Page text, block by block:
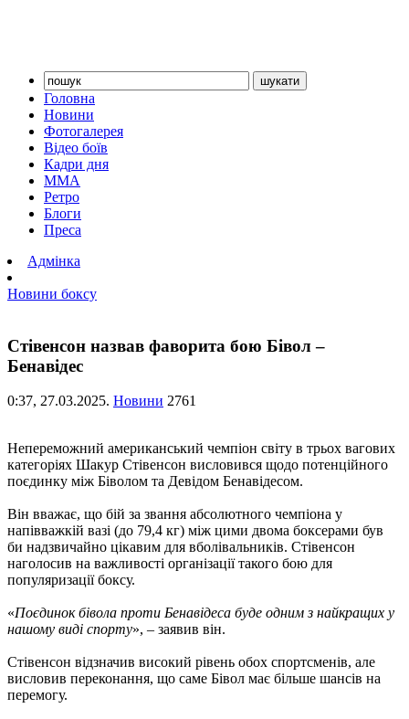
Головна
Новини
Фотогалерея
Відео боїв
Кадри дня
ММА
Ретро
Блоги
Преса
Адмінка
Новини боксу
Стівенсон назвав фаворита бою Бівол –
Бенавідес
0:37, 27.03.2025. Новини 2761
Непереможний американський чемпіон світу в трьох вагових
категоріях Шакур Стівенсон висловився щодо потенційного
поєдинку між Біволом та Девідом Бенавідесом.
Він вважає, що бій за звання абсолютного чемпіона у
напівважкій вазі (до 79,4 кг) між цими двома боксерами був
би надзвичайно цікавим для вболівальників. Стівенсон
наголосив на важливості організації такого бою для
популяризації боксу.
«Поєдинок бівола проти Бенавідеса буде одним з найкращих у
нашому виді спорту», – заявив він.
Стівенсон відзначив високий рівень обох спортсменів, але
висловив переконання, що саме Бівол має більше шансів на
перемогу.